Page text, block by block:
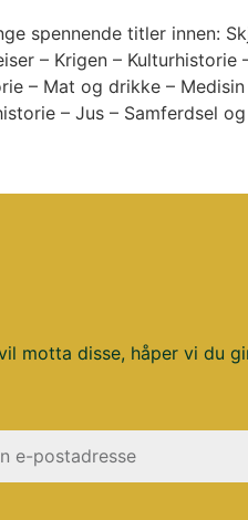
spennende titler innen:
– Krigen – Kulturhistorie
– Mat og drikke –
– Jus – Samferdsel
motta disse, håper vi du